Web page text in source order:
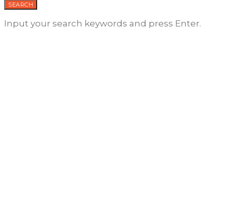
SEARCH
Input your search keywords and press Enter.